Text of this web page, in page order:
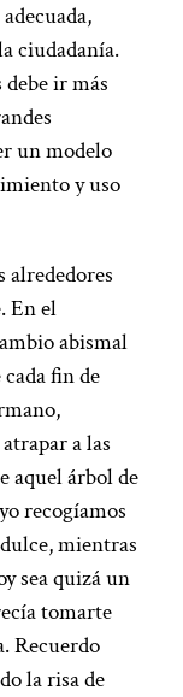
ciudadanía.
ir más
un modelo
y uso
En el
abismal
fin de
a las
aquel árbol de
recogíamos
mientras
sea quizá un
tomarte
Recuerdo
la risa de